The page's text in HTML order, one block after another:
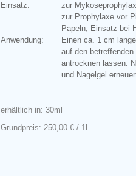
Einsatz:
zur
zur Prophylaxe vor
Papeln, Einsatz bei
Anwendung:
Einen ca. 1 cm
auf den
antrocknen lassen.
und Nagelgel
erhältlich in: 30ml
Grundpreis: 250,00 € / 1l